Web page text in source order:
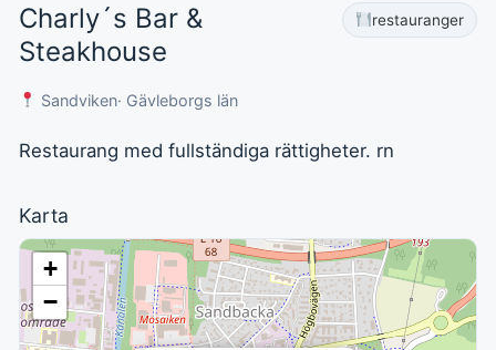
Charly´s Bar &
Steakhouse
restauranger
Sandviken· Gävleborgs län
Restaurang med fullständiga rättigheter. rn
Karta
+
−